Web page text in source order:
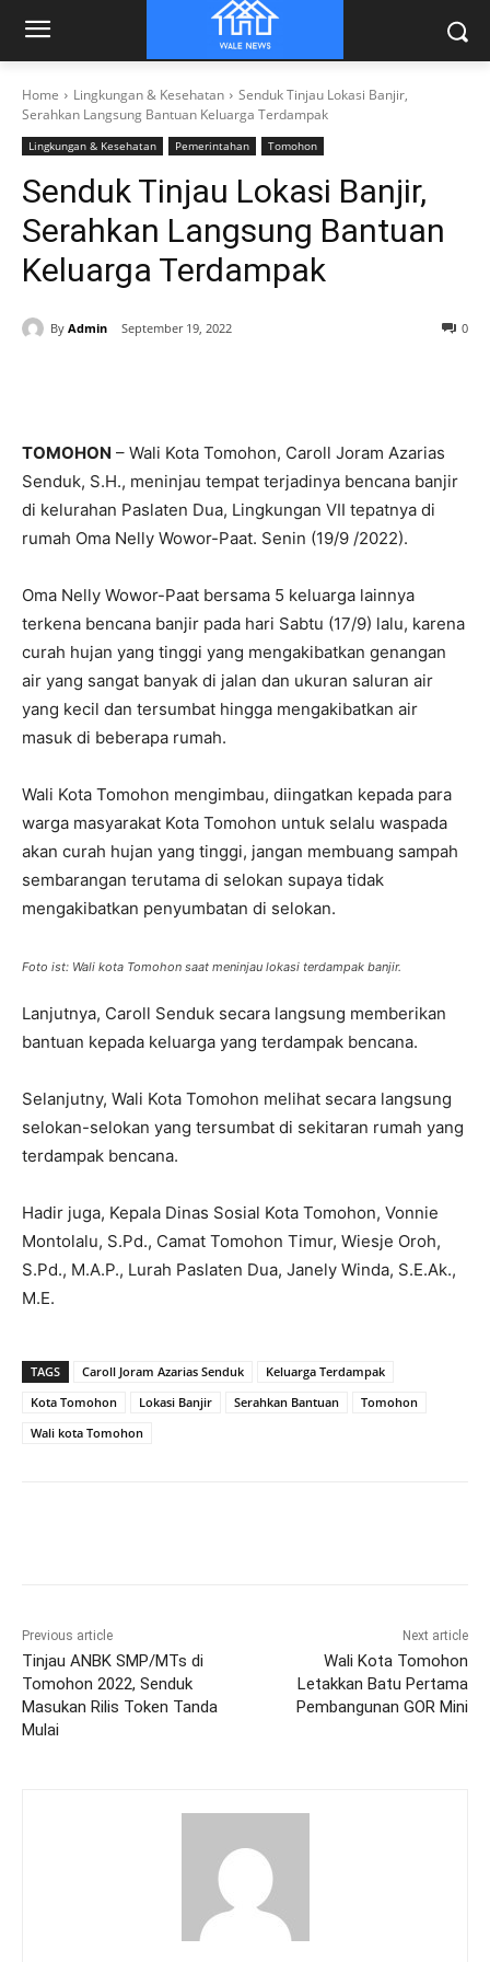
Home Lingkungan & Kesehatan
Senduk Tinjau Lokasi Banjir,
Serahkan Langsung Bantuan Keluarga Terdampak
Lingkungan & Kesehatan Pemerintahan Tomohon
Senduk Tinjau Lokasi Banjir,
Serahkan Langsung Bantuan
Keluarga Terdampak
By Admin September 19, 2022 0
TOMOHON – Wali Kota Tomohon, Caroll Joram Azarias
Senduk, S.H., meninjau tempat terjadinya bencana banjir
di kelurahan Paslaten Dua, Lingkungan VII tepatnya di
rumah Oma Nelly Wowor-Paat. Senin (19/9 /2022).
Oma Nelly Wowor-Paat bersama 5 keluarga lainnya
terkena bencana banjir pada hari Sabtu (17/9) lalu, karena
curah hujan yang tinggi yang mengakibatkan genangan
air yang sangat banyak di jalan dan ukuran saluran air
yang kecil dan tersumbat hingga mengakibatkan air
masuk di beberapa rumah.
Wali Kota Tomohon mengimbau, diingatkan kepada para
warga masyarakat Kota Tomohon untuk selalu waspada
akan curah hujan yang tinggi, jangan membuang sampah
sembarangan terutama di selokan supaya tidak
mengakibatkan penyumbatan di selokan.
Foto ist: Wali kota Tomohon saat meninjau lokasi terdampak banjir.
Lanjutnya, Caroll Senduk secara langsung memberikan
bantuan kepada keluarga yang terdampak bencana.
Selanjutny, Wali Kota Tomohon melihat secara langsung
selokan-selokan yang tersumbat di sekitaran rumah yang
terdampak bencana.
Hadir juga, Kepala Dinas Sosial Kota Tomohon, Vonnie
Montolalu, S.Pd., Camat Tomohon Timur, Wiesje Oroh,
S.Pd., M.A.P., Lurah Paslaten Dua, Janely Winda, S.E.Ak.,
M.E.
TAGS Caroll Joram Azarias Senduk
Keluarga Terdampak
Kota Tomohon
Lokasi Banjir Serahkan Bantuan
Tomohon
Wali kota Tomohon
Previous article
Tinjau ANBK SMP/MTs di
Tomohon 2022, Senduk
Masukan Rilis Token Tanda
Mulai
Next article
Wali Kota Tomohon
Letakkan Batu Pertama
Pembangunan GOR Mini